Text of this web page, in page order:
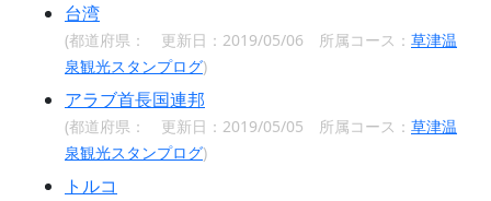
台湾
(都道府県： 更新日：2019/05/06 所属コース： 草津温
泉観光スタンプログ)
アラブ首長国連邦
(都道府県： 更新日：2019/05/05 所属コース： 草津温
泉観光スタンプログ)
トルコ